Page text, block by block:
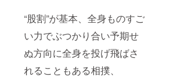
“股割”が基本、全身ものすご
い力でぶつかり合い予期せ
ぬ方向に全身を投げ飛ばさ
れることもある相撲、